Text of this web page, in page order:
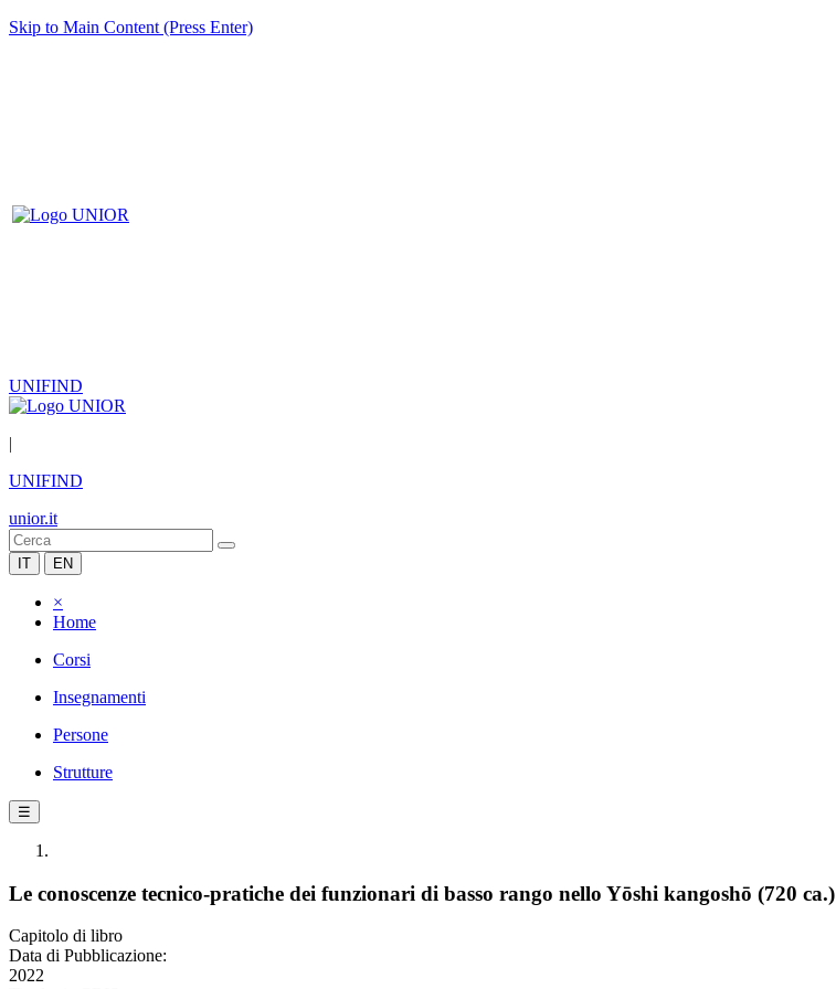
Skip to Main Content (Press Enter)
UNIFIND
|
UNIFIND
unior.it
IT EN
×
Home
Corsi
Insegnamenti
Persone
Strutture
☰
Le conoscenze tecnico-pratiche dei funzionari di basso rango nello Yōshi kangoshō (720 ca.)
Capitolo di libro
Data di Pubblicazione:
2022